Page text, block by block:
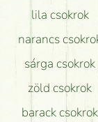
lila csokrok
narancs
sárga csokrok
zöld csokrok
barack csokrok